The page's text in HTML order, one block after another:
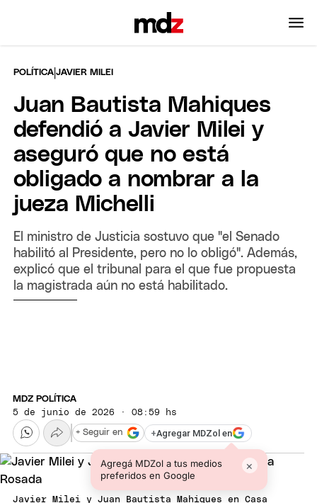
POLÍTICA |JAVIER MILEI
Juan Bautista Mahiques
defendió a Javier Milei y
aseguró que no está
obligado a nombrar a la
jueza Michelli
El ministro de Justicia sostuvo que "el Senado
habilitó al Presidente, pero no lo obligó". Además,
explicó que el tribunal para el que fue propuesta
la magistrada aún no está habilitado.
MDZ POLÍTICA
5 de junio de 2026 · 08:59 hs
+Agregar MDZol en
Agregá MDZol a tus medios
preferidos en Google
×
+ Seguir en
Javier Milei y Juan Bautista Mahiques en Casa